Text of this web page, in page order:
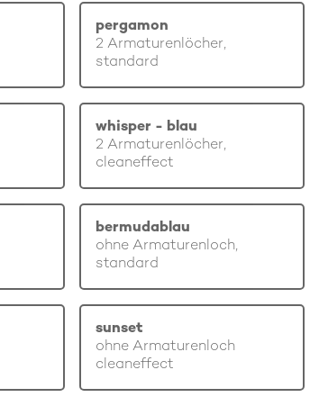
pergamon
2 Armaturenlöcher,
standard
whisper - blau
2 Armaturenlöcher,
cleaneffect
bermudablau
ohne Armaturenloch,
standard
sunset
ohne Armaturenloch
cleaneffect